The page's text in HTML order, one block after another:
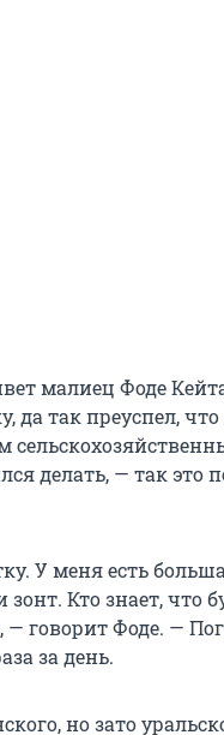
малиец Фоде
так преуспел,
делать, — так это
У меня есть
Кто знает, что
говорит Фоде. —
за день.
но зато